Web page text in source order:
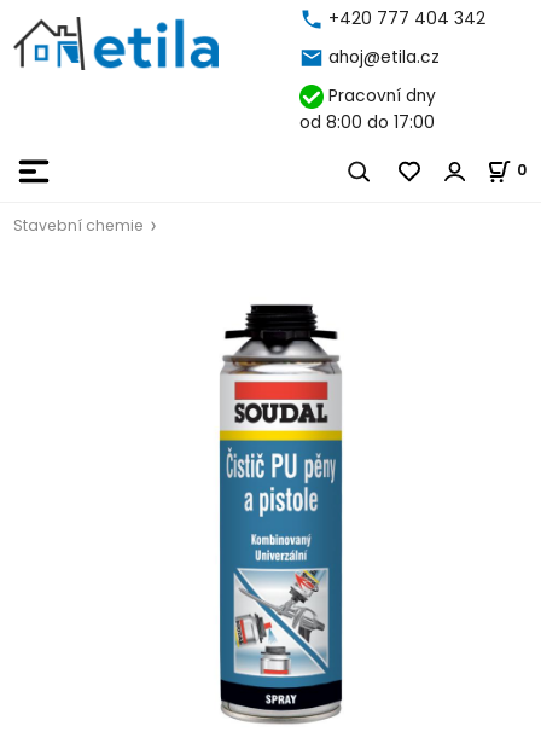
+420 777 404 342
ahoj@etila.cz
Pracovní dny
od 8:00 do 17:00
0
Stavební chemie